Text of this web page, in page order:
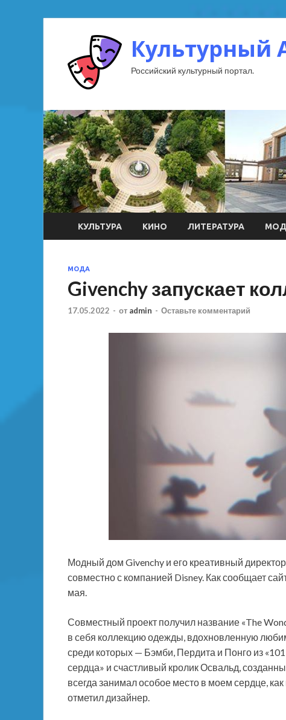
Культурный
Российский культурный портал.
КУЛЬТУРА КИНО ЛИТЕРАТУРА
МОДА
Givenchy запускает
17.05.2022 - от admin - Оставьте комментарий
Модный дом Givenchy и его креативный
совместно с компанией Disney. Как сообщает
мая.
Совместный проект получил название «The
в себя коллекцию одежды, вдохновленную
среди которых — Бэмби, Пердита и Понго из
сердца» и счастливый кролик Освальд,
всегда занимал особое место в моем сердце,
отметил дизайнер.